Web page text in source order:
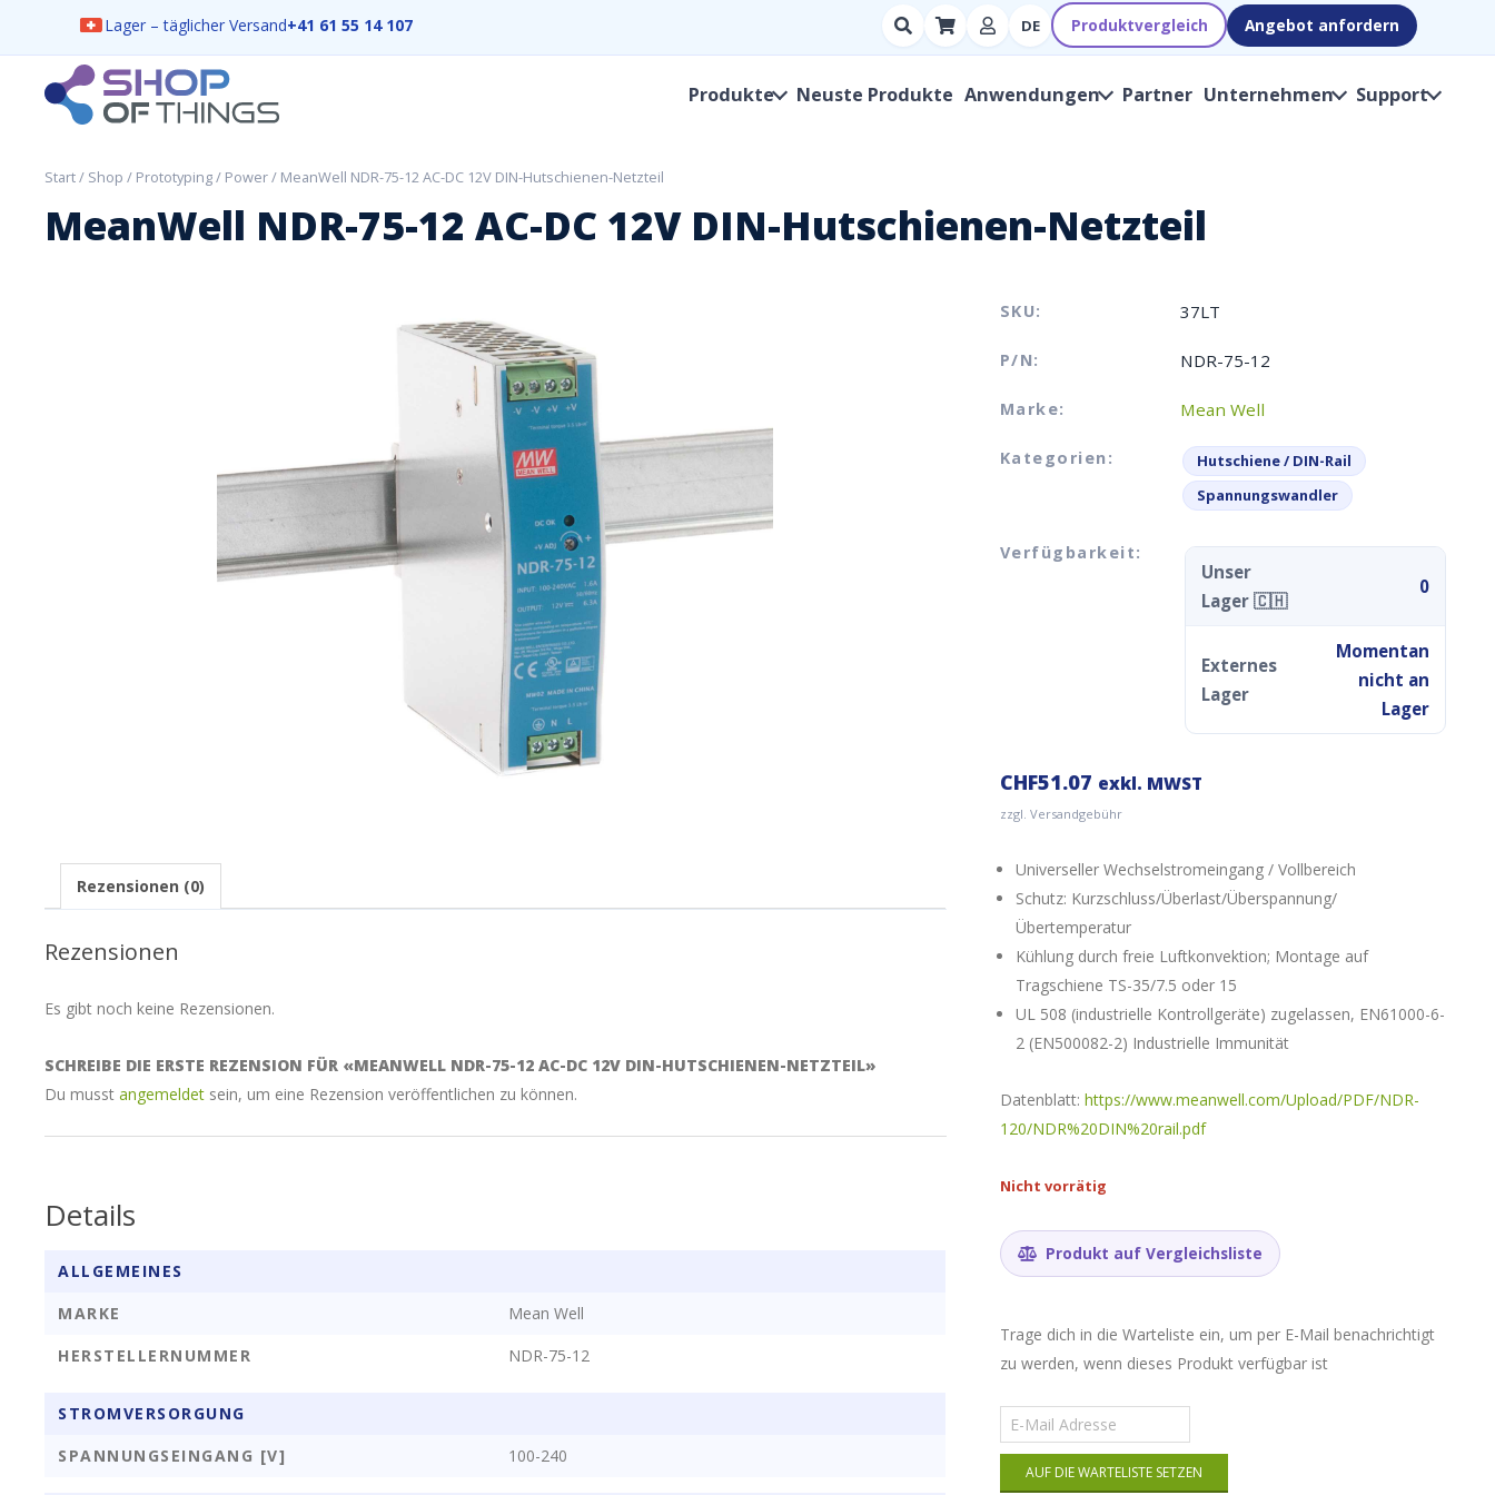
Lager – täglicher Versand+41 61 55 14 107
Suchen
nach
Hersteller,
DE Produktvergleich Angebot anfordern
ShopOfThings
Produkte Neuste Produkte Anwendungen Partner Unternehmen Support
Start/ Shop / Prototyping/ Power/ MeanWell NDR-75-12 AC-DC 12V DIN-Hutschienen-Netzteil
MeanWell NDR-75-12 AC-DC 12V DIN-Hutschienen-Netzteil
SKU: 37LT
P/N: NDR-75-12
Marke: Mean Well
Kategorien:
Hutschiene / DIN-Rail
Spannungswandler
Verfügbarkeit:
Unser
Lager 🇨🇭
0
Externes
Lager
Momentan
nicht an
Lager
CHF51.07 exkl. MWST
zzgl. Versandgebühr
Universeller Wechselstromeingang / Vollbereich
Schutz: Kurzschluss/Überlast/Überspannung/
Übertemperatur
Kühlung durch freie Luftkonvektion; Montage auf
Tragschiene TS-35/7.5 oder 15
UL 508 (industrielle Kontrollgeräte) zugelassen, EN61000-6-
2 (EN500082-2) Industrielle Immunität
Datenblatt: https://www.meanwell.com/Upload/PDF/NDR-
120/NDR%20DIN%20rail.pdf
Nicht vorrätig
Produkt auf Vergleichsliste
Trage dich in die Warteliste ein, um per E-Mail benachrichtigt
zu werden, wenn dieses Produkt verfügbar ist
Gib
deine
E-
Mail-AUF DIE WARTELISTE SETZEN
Rezensionen (0)
Rezensionen
Es gibt noch keine Rezensionen.
SCHREIBE DIE ERSTE REZENSION FÜR «MEANWELL NDR-75-12 AC-DC 12V DIN-HUTSCHIENEN-NETZTEIL»
Du musst angemeldet sein, um eine Rezension veröffentlichen zu können.
Details
ALLGEMEINES
MARKE
Mean Well
HERSTELLERNUMMER
NDR-75-12
STROMVERSORGUNG
SPANNUNGSEINGANG [V]
100-240